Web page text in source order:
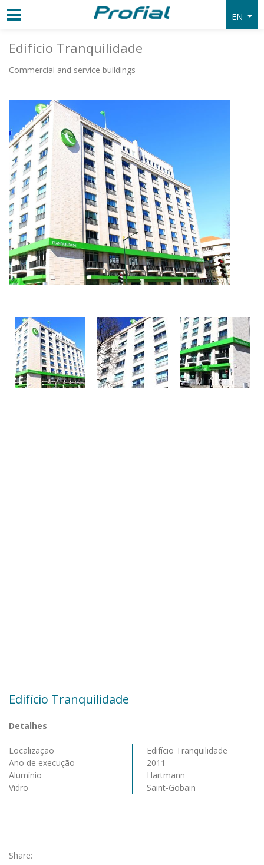
EN
Edifício Tranquilidade
Commercial and service buildings
Edifício Tranquilidade
Detalhes
Localização
Ano de execução
Alumínio
Vidro
Edifício Tranquilidade
2011
Hartmann
Saint-Gobain
Share: